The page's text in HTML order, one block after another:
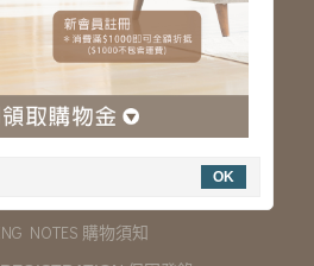
至星期五 上午9:00~下午6:00
例假日休假
購物說明
NOTES 購物須知
OK